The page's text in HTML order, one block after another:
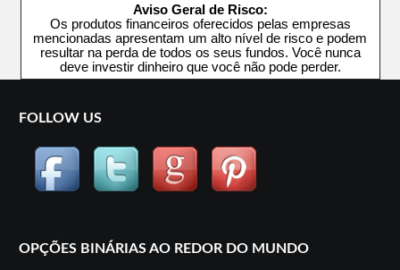
Aviso Geral de Risco:
Os produtos financeiros oferecidos pelas empresas
mencionadas apresentam um alto nível de risco e podem
resultar na perda de todos os seus fundos. Você nunca
deve investir dinheiro que você não pode perder.
FOLLOW US
OPÇÕES BINÁRIAS AO REDOR DO MUNDO